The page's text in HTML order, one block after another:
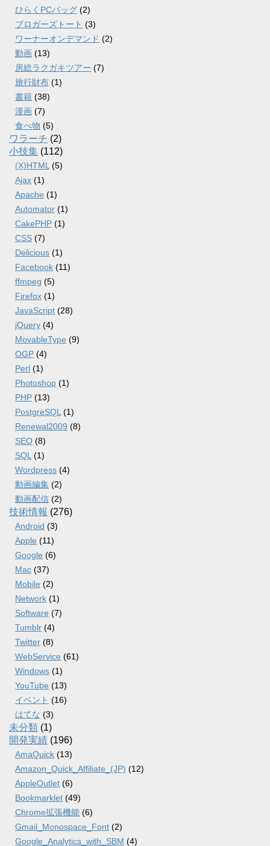
ひらくPCバッグ (2)
ブロガーズトート (3)
ワーナーオンデマンド (2)
動画 (13)
房総ラクガキツアー (7)
旅行財布 (1)
書籍 (38)
漫画 (7)
食べ物 (5)
ワラーチ (2)
小技集 (112)
(X)HTML (5)
Ajax (1)
Apache (1)
Automator (1)
CakePHP (1)
CSS (7)
Delicious (1)
Facebook (11)
ffmpeg (5)
Firefox (1)
JavaScript (28)
jQuery (4)
MovableType (9)
OGP (4)
Perl (1)
Photoshop (1)
PHP (13)
PostgreSQL (1)
Renewal2009 (8)
SEO (8)
SQL (1)
Wordpress (4)
動画編集 (2)
動画配信 (2)
技術情報 (276)
Android (3)
Apple (11)
Google (6)
Mac (37)
Mobile (2)
Network (1)
Software (7)
Tumblr (4)
Twitter (8)
WebService (61)
Windows (1)
YouTube (13)
イベント (16)
はてな (3)
未分類 (1)
開発実績 (196)
AmaQuick (13)
Amazon_Quick_Affiliate_(JP) (12)
AppleOutlet (6)
Bookmarklet (49)
Chrome拡張機能 (6)
Gmail_Monospace_Font (2)
Google_Analytics_with_SBM (4)